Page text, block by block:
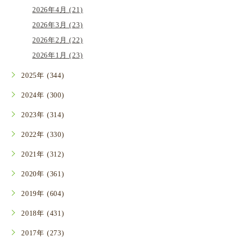
2026年4月 (21)
2026年3月 (23)
2026年2月 (22)
2026年1月 (23)
2025年 (344)
2024年 (300)
2023年 (314)
2022年 (330)
2021年 (312)
2020年 (361)
2019年 (604)
2018年 (431)
2017年 (273)